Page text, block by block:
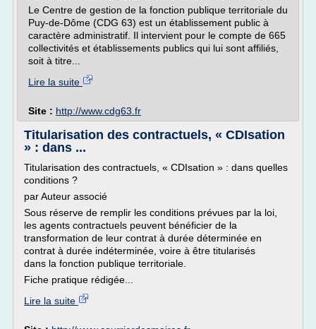
Le Centre de gestion de la fonction publique territoriale du
Puy-de-Dôme (CDG 63) est un établissement public à
caractère administratif. Il intervient pour le compte de 665
collectivités et établissements publics qui lui sont affiliés,
soit à titre...
Lire la suite
Site : http://www.cdg63.fr
Titularisation des contractuels, « CDIsation
» : dans ...
Titularisation des contractuels, « CDIsation » : dans quelles
conditions ?
par Auteur associé
Sous réserve de remplir les conditions prévues par la loi,
les agents contractuels peuvent bénéficier de la
transformation de leur contrat à durée déterminée en
contrat à durée indéterminée, voire à être titularisés
dans la fonction publique territoriale.
Fiche pratique rédigée...
Lire la suite